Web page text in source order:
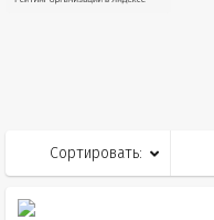
Сортировать: